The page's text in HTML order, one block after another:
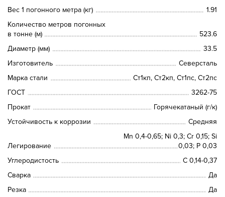
Вес 1 погонного метра (кг)
1.91
Количество метров погонных
в тонне (м)
523.6
Диаметр (мм)
33.5
Изготовитель
Северсталь
Марка стали
Ст1кп, Ст2кп, Ст1пс, Ст2пс
ГОСТ
3262-75
Прокат
Горячекатаный (г/к)
Устойчивость к коррозии
Средняя
Легирование
Mn 0,4-0,65; Ni 0,3; Cr 0,15; Si
0,03; P 0,03
Углеродистость
С 0,14-0,37
Сварка
Да
Резка
Да